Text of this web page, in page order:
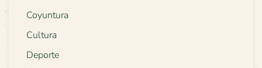
Coyuntura
Cultura
Deporte